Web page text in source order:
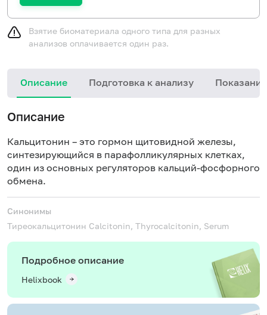
Взятие биоматериала одного типа для разных
анализов оплачивается один раз.
Описание Подготовка к анализу
Описание
Кальцитонин – это гормон щитовидной железы,
синтезирующийся в парафолликулярных клетках,
один из основных регуляторов кальций-фосфорного
обмена.
Синонимы
Тиреокальцитонин Calcitonin, Thyrocalcitonin, Serum
Подробное описание
Helixbook